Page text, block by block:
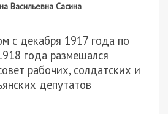
Васильевна Сасина
с декабря 1917 года по
года размещался
рабочих, солдатских и
депутатов